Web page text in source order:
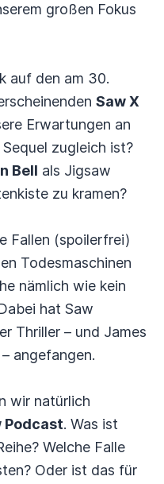
großen Fokus
auf den am 30.
Saw X
Erwartungen an
zugleich ist?
Bell als Jigsaw
zu kramen?
Fallen (spoilerfrei)
Todesmaschinen
nämlich wie kein
hat Saw
Thriller – und James
– angefangen.
wir natürlich
Podcast. Was ist
Welche Falle
Oder ist das für